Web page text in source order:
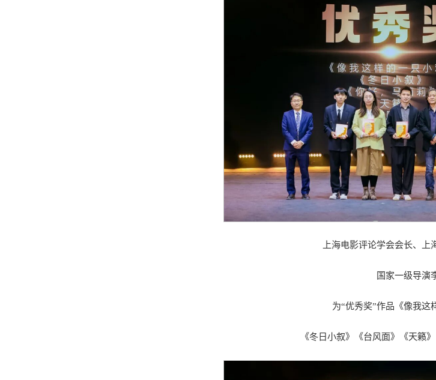
上海电影评论学会会长、上
国家一级导演
为“优秀奖”作品《像我这
《冬日小叙》《台风面》《天籁